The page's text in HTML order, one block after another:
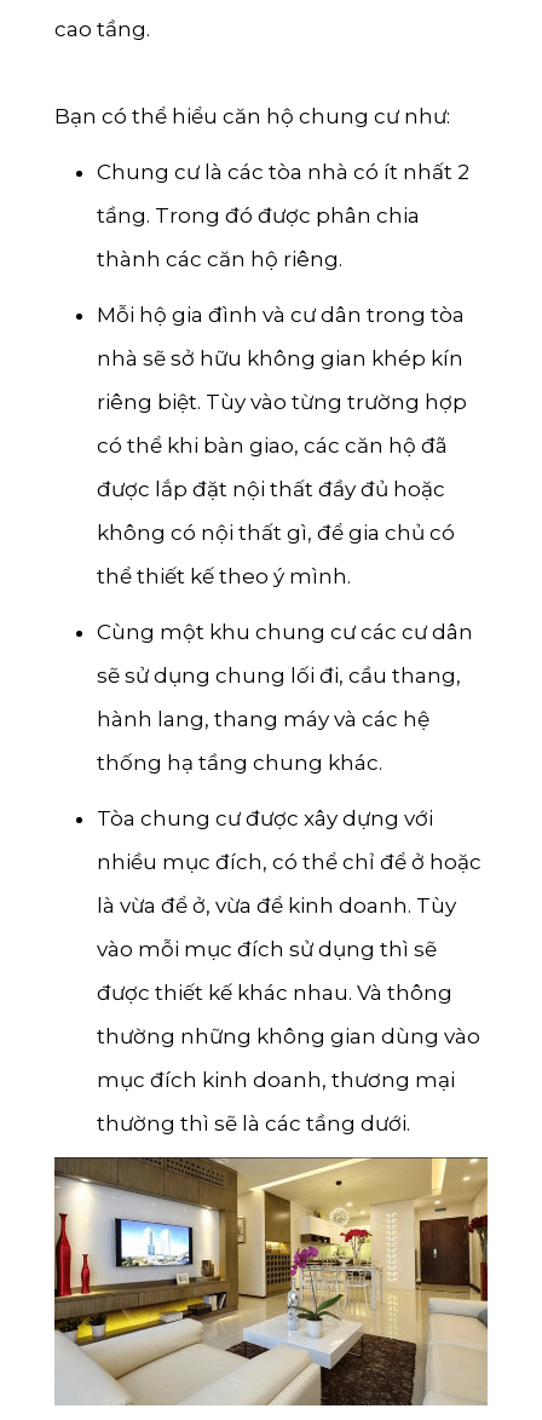
Trà Vinh
Sơn La
Bạc Liêu
Yên Bái
Tuyên Quang
Điện Biên
Lai Châu
Lạng Sơn
Cao Bằng
cao tầng.
Bạn có thể hiểu căn hộ chung cư như:
Chung cư là các tòa nhà có ít nhất 2
tầng. Trong đó được phân chia
thành các căn hộ riêng.
Mỗi hộ gia đình và cư dân trong tòa
nhà sẽ sở hữu không gian khép kín
riêng biệt. Tùy vào từng trường hợp
có thể khi bàn giao, các căn hộ đã
được lắp đặt nội thất đầy đủ hoặc
không có nội thất gì, để gia chủ có
thể thiết kế theo ý mình.
Cùng một khu chung cư các cư dân
sẽ sử dụng chung lối đi, cầu thang,
hành lang, thang máy và các hệ
thống hạ tầng chung khác.
Tòa chung cư được xây dựng với
nhiều mục đích, có thể chỉ để ở hoặc
là vừa để ở, vừa để kinh doanh. Tùy
vào mỗi mục đích sử dụng thì sẽ
được thiết kế khác nhau. Và thông
thường những không gian dùng vào
mục đích kinh doanh, thương mại
thường thì sẽ là các tầng dưới.